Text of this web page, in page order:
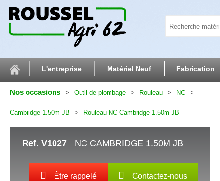
L'entreprise Matériel Neuf Fabrication
Nos occasions Outil de plombage Rouleau NC
Cambridge 1.50m JB Rouleau NC Cambridge 1.50m JB
NC CAMBRIDGE 1.50M JB
Ref. V1027
Être rappelé Contactez-nous